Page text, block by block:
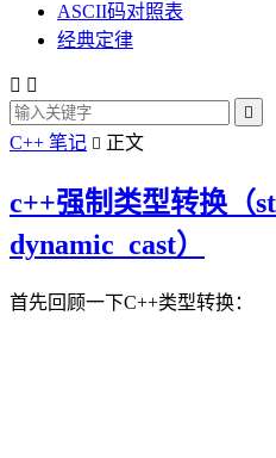
ASCII码对照表
经典定律
 

C++ 笔记  正文
c++强制类型转换（
dynamic_cast）
首先回顾一下C++类型转换：